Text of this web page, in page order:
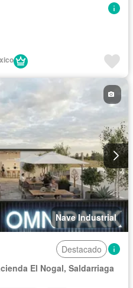
Nave Industrial
Destacado
El Nogal, Saldarriaga